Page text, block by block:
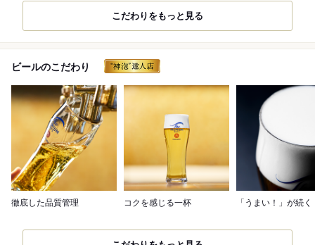
こだわりをもっと見る
ビールのこだわり
徹底した品質管理 コクを感じる一杯 「うまい！」が続く